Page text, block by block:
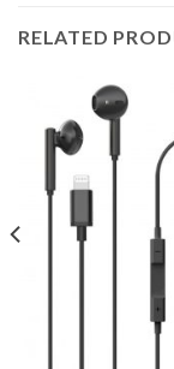
RELATED